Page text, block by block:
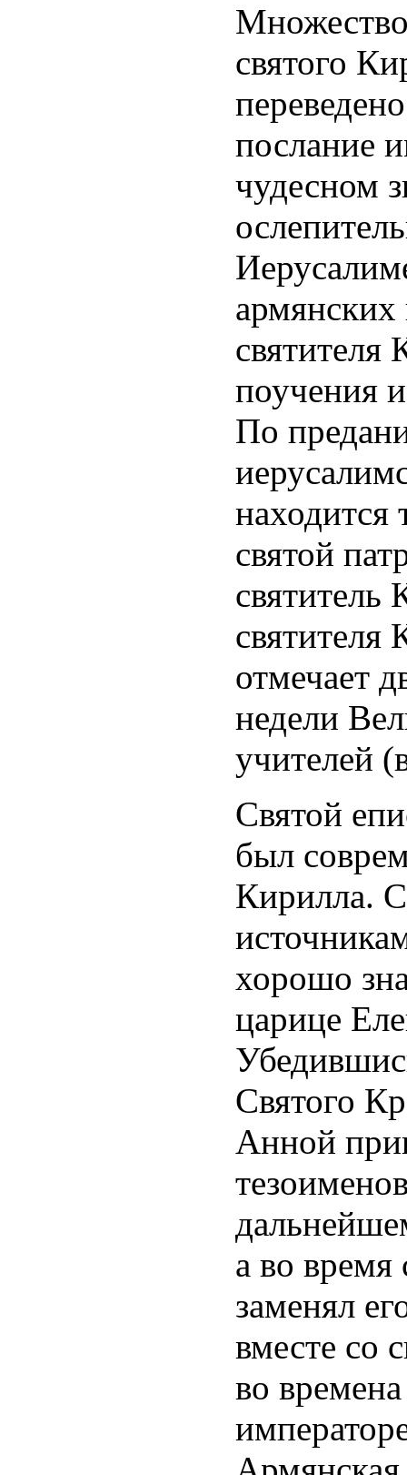
святого
послание
чудесном
армянских
святителя
поучения
По
находится
святой
святитель
святителя
отмечает
недели
учителей
Святой
был
Кирилла.
хорошо
царице
Святого
Анной
а во время
заменял
вместе со
во